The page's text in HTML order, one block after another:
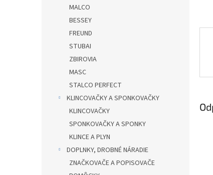
MALCO
BESSEY
FREUND
STUBAI
ZBIROVIA
MASC
STALCO PERFECT
KLINCOVAČKY A SPONKOVAČKY
KLINCOVAČKY
SPONKOVAČKY A SPONKY
KLINCE A PLYN
DOPLNKY, DROBNÉ NÁRADIE
ZNAČKOVAČE A POPISOVAČE